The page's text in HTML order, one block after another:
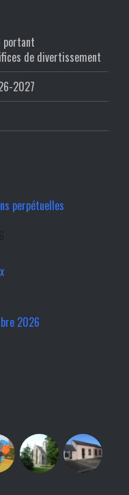
de divertissement
2027
perpétuelles
2026